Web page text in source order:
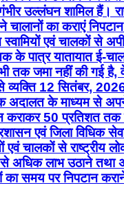
उल्लंघन शामिल हैं।
चालानों का कराएं
स्वामियों एवं चालकों से
के पात्र यातायात ई-
तक जमा नहीं की गई
व्यक्ति 12 सितंबर,
अदालत के माध्यम से
कराकर 50 प्रतिशत
एवं जिला विधिक सेवा
एवं चालकों से
अधिक लाभ उठाने तथा
का समय पर निपटान